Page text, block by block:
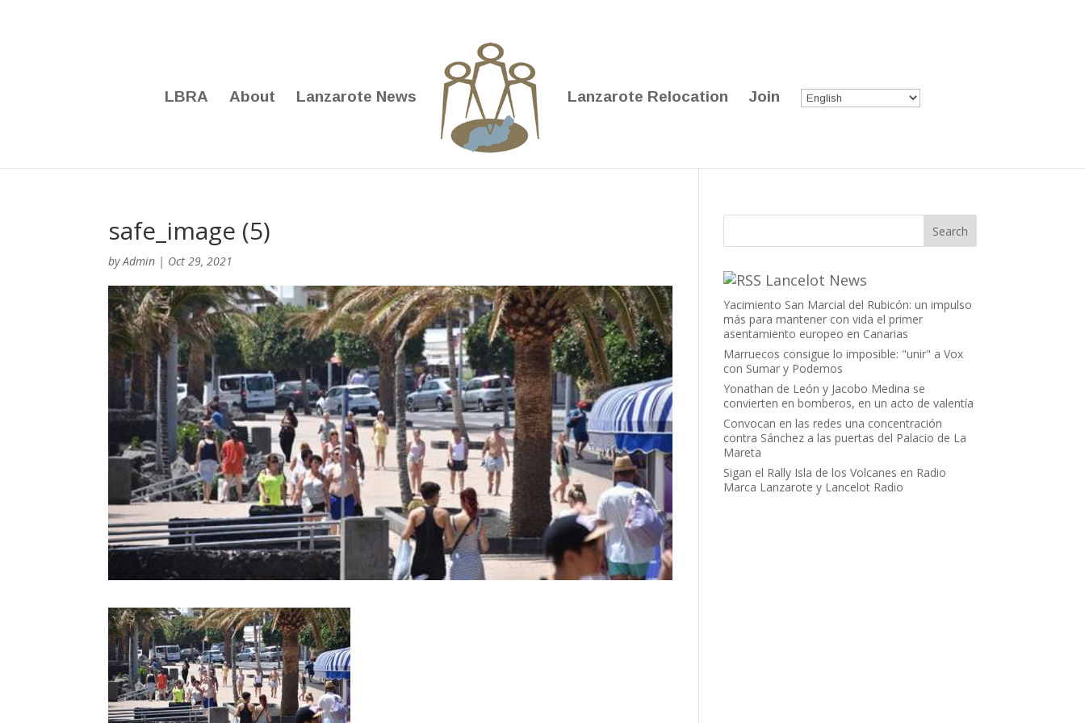
LBRA About Lanzarote News Lanzarote Relocation Join
safe_image (5)
byAdmin | Oct 29, 2021
Lancelot News
Yacimiento San Marcial del Rubicón: un impulso
más para mantener con vida el primer
asentamiento europeo en Canarias
Marruecos consigue lo imposible: "unir" a Vox
con Sumar y Podemos
Yonathan de León y Jacobo Medina se
convierten en bomberos, en un acto de valentía
Convocan en las redes una concentración
contra Sánchez a las puertas del Palacio de La
Mareta
Sigan el Rally Isla de los Volcanes en Radio
Marca Lanzarote y Lancelot Radio